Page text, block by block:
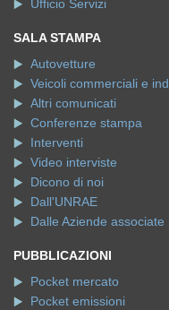
Ufficio Servizi
SALA STAMPA
Autovetture
Veicoli commerciali e
Altri comunicati
Conferenze stampa
Interventi
Video interviste
Dicono di noi
Dall'UNRAE
Dalle Aziende associate
PUBBLICAZIONI
Pocket mercato
Pocket emissioni